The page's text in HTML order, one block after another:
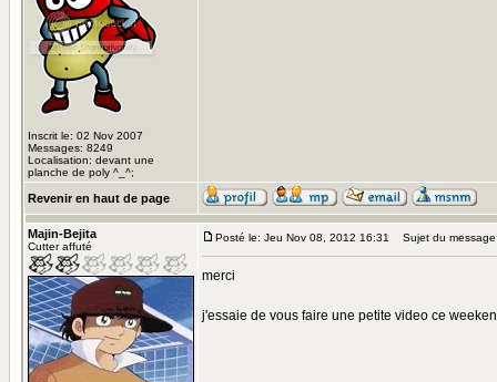
Inscrit le: 02 Nov 2007
Messages: 8249
Localisation: devant une
planche de poly ^_^;
Revenir en haut de page
Majin-Bejita
Cutter affuté
Posté le: Jeu Nov 08, 2012 16:31 Sujet du
merci
j'essaie de vous faire une petite video ce